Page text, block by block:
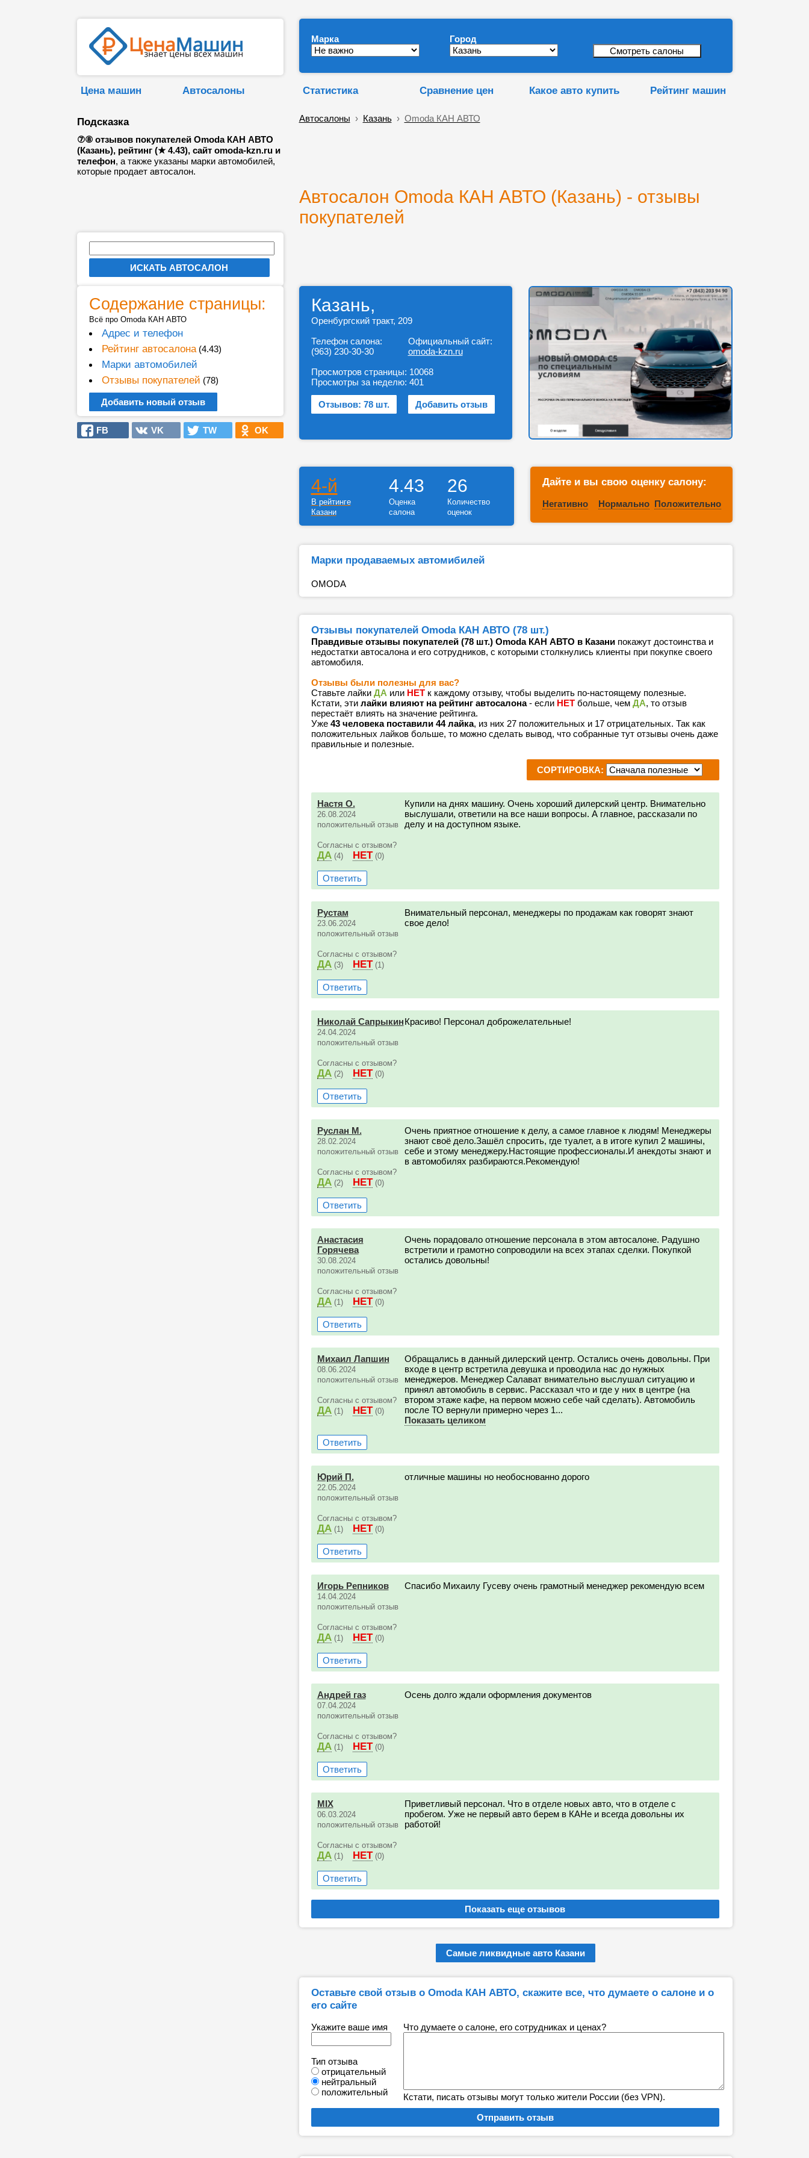
Марка Город
Цена машин Автосалоны Статистика Сравнение цен Какое авто купить Рейтинг машин
Подсказка
⑦⑧ отзывов покупателей Omoda КАН АВТО
(Казань), рейтинг (★ 4.43), сайт omoda-kzn.ru и
телефон, а также указаны марки автомобилей,
которые продает автосалон.
Автосалоны › Казань› Omoda КАН АВТО
Автосалон Omoda КАН АВТО (Казань) - отзывы
покупателей
Содержание страницы:
Всё про Omoda КАН АВТО
Адрес и телефон
Рейтинг автосалона(4.43)
Марки автомобилей
Отзывы покупателей (78)
Добавить новый отзыв
FB VK TW OK
Казань,
Оренбургский тракт, 209
Телефон салона:
(963) 230-30-30
Официальный сайт:
omoda-kzn.ru
Просмотров страницы:
Просмотры за неделю:
10068
401
Отзывов: 78 шт. Добавить отзыв
4-й
В рейтинге
Казани
4.43
Оценка
салона
26
Количество
оценок
Дайте и вы свою оценку салону:
Негативно Нормально Положительно
Марки продаваемых автомибилей
OMODA
Отзывы покупателей Omoda КАН АВТО (78 шт.)
Правдивые отзывы покупателей (78 шт.) Omoda КАН АВТО в Казанипокажут достоинства и
недостатки автосалона и его сотрудников, с которыми столкнулись клиенты при покупке своего
автомобиля.
Отзывы были полезны для вас?
Ставьте лайки ДА или НЕТк каждому отзыву, чтобы выделить по-настоящему полезные.
Кстати, эти лайки влияют на рейтинг автосалона- если НЕТбольше, чем ДА, то отзыв
перестаёт влиять на значение рейтинга.
Уже 43 человека поставили 44 лайка, из них 27 положительных и 17 отрицательных. Так как
положительных лайков больше, то можно сделать вывод, что собранные тут отзывы очень даже
правильные и полезные.
СОРТИРОВКА:
Настя О.
26.08.2024
положительный отзыв
Согласны с отзывом?
ДА (4) НЕТ (0)
Купили на днях машину. Очень хороший дилерский центр. Внимательно
выслушали, ответили на все наши вопросы. А главное, рассказали по
делу и на доступном языке.
Ответить
Рустам
23.06.2024
положительный отзыв
Согласны с отзывом?
ДА (3) НЕТ (1)
Внимательный персонал, менеджеры по продажам как говорят знают
свое дело!
Ответить
Николай Сапрыкин
24.04.2024
положительный отзыв
Согласны с отзывом?
ДА (2) НЕТ (0)
Красиво! Персонал доброжелательные!
Ответить
Руслан М.
28.02.2024
положительный отзыв
Согласны с отзывом?
ДА (2) НЕТ (0)
Очень приятное отношение к делу, а самое главное к людям! Менеджеры
знают своё дело.Зашёл спросить, где туалет, а в итоге купил 2 машины,
себе и этому менеджеру.Настоящие профессионалы.И анекдоты знают и
в автомобилях разбираются.Рекомендую!
Ответить
Анастасия
Горячева
30.08.2024
положительный отзыв
Согласны с отзывом?
ДА (1) НЕТ (0)
Очень порадовало отношение персонала в этом автосалоне. Радушно
встретили и грамотно сопроводили на всех этапах сделки. Покупкой
остались довольны!
Ответить
Михаил Лапшин
08.06.2024
положительный отзыв
Согласны с отзывом?
ДА (1) НЕТ (0)
Обращались в данный дилерский центр. Остались очень довольны. При
входе в центр встретила девушка и проводила нас до нужных
менеджеров. Менеджер Салават внимательно выслушал ситуацию и
принял автомобиль в сервис. Рассказал что и где у них в центре (на
втором этаже кафе, на первом можно себе чай сделать). Автомобиль
после ТО вернули примерно через 1...
Показать целиком
Ответить
Юрий П.
22.05.2024
положительный отзыв
Согласны с отзывом?
ДА (1) НЕТ (0)
отличные машины но необоснованно дорого
Ответить
Игорь Репников
14.04.2024
положительный отзыв
Согласны с отзывом?
ДА (1) НЕТ (0)
Спасибо Михаилу Гусеву очень грамотный менеджер рекомендую всем
Ответить
Андрей газ
07.04.2024
положительный отзыв
Согласны с отзывом?
ДА (1) НЕТ (0)
Осень долго ждали оформления документов
Ответить
MIX
06.03.2024
положительный отзыв
Согласны с отзывом?
ДА (1) НЕТ (0)
Приветливый персонал. Что в отделе новых авто, что в отделе с
пробегом. Уже не первый авто берем в КАНе и всегда довольны их
работой!
Ответить
Самые ликвидные авто Казани
Оставьте свой отзыв о Omoda КАН АВТО, скажите все, что думаете о салоне и о
его сайте
Укажите ваше имя
Тип отзыва
отрицательный
нейтральный
положительный
Что думаете о салоне, его сотрудниках и ценах?
Кстати, писать отзывы могут только жители России (без VPN).